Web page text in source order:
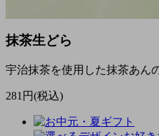
抹茶生どら
宇治抹茶を使用した抹茶あん
281円(税込)